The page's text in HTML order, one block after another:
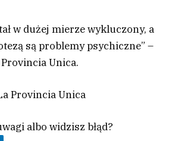
w dużej mierze wykluczony, a
są problemy psychiczne” –
Provincia Unica.
Provincia Unica
albo widzisz błąd?